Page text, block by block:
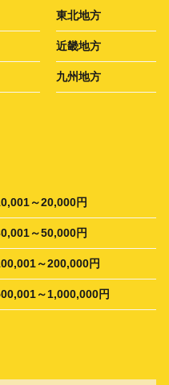
東北地方
近畿地方
九州地方
～20,000円
～50,000円
～200,000円
～1,000,000円